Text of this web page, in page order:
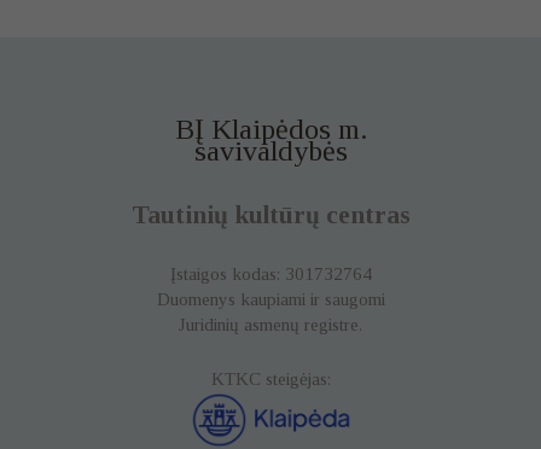
BĮ Klaipėdos m.
savivaldybės
Tautinių kultūrų centras
Įstaigos kodas: 301732764
Duomenys kaupiami ir saugomi
Juridinių asmenų registre.
KTKC steigėjas: